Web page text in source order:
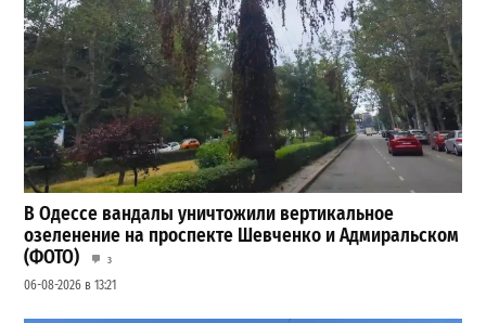
В Одессе вандалы уничтожили вертикальное
озеленение на проспекте Шевченко и Адмиральском
(ФОТО)
3
06-08-2026 в 13:21